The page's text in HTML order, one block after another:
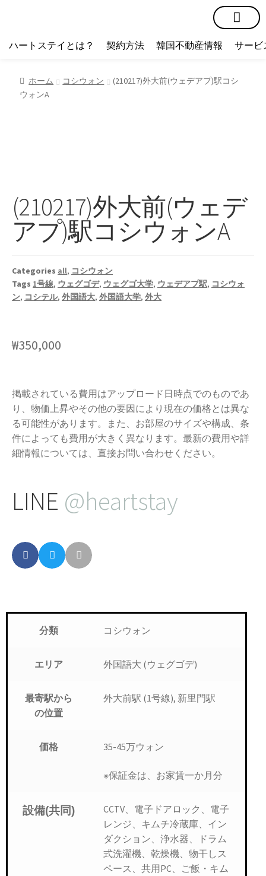
ハートステイとは？ 契約方法 韓国不動産情報 サービ
ホーム コシウォン
(210217)外大前(ウェデアプ)駅コシ
ウォンA
(210217)外大前(ウェデ
アプ)駅コシウォンA
Categories all, コシウォン
Tags 1号線, ウェグゴデ, ウェグゴ大学, ウェデアプ駅, コシウォ
ン, コシテル, 外国語大, 外国語大学, 外大
₩350,000
掲載されている費用はアップロード日時点でのものであ
り、物価上昇やその他の要因により現在の価格とは異な
る可能性があります。また、お部屋のサイズや構成、条
件によっても費用が大きく異なります。最新の費用や詳
細情報については、直接お問い合わせください。
LINE @heartstay
分類 コシウォン
エリア 外国語大 (ウェグゴデ)
最寄駅から
の位置
外大前駅 (1号線), 新里門駅
価格 35-45万ウォン
※保証金は、お家賃一か月分
設備(共同)
CCTV、電子ドアロック、電子
レンジ、キムチ冷蔵庫、イン
ダクション、浄水器、ドラム
式洗濯機、乾燥機、物干しス
ペース、共用PC、ご飯・キム